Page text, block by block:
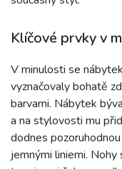
Klíčové prvky v
V minulosti se
vyznačovaly bohatě
barvami. Nábytek
a na stylovosti mu
dodnes
jemnými liniemi.